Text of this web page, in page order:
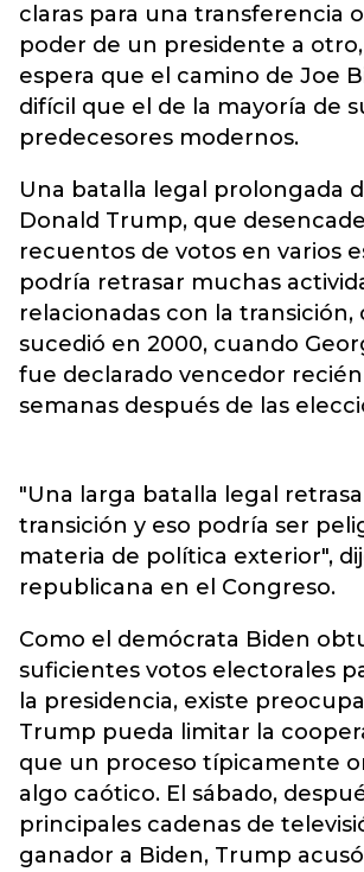
claras para una transferencia
poder de un presidente a
espera que el camino de Joe
difícil que el de la mayoría de
predecesores modernos.
Una batalla legal prolongada
Donald Trump, que
recuentos de votos en varios
podría retrasar muchas
relacionadas con la transición,
sucedió en 2000, cuando
fue declarado vencedor
semanas después de las
"Una larga batalla legal
transición y eso podría ser
materia de política exterior",
republicana en el Congreso.
Como el demócrata Biden
suficientes votos electorales
la presidencia, existe
Trump pueda limitar la
que un proceso típicamente
algo caótico. El sábado,
principales cadenas de
ganador a Biden, Trump